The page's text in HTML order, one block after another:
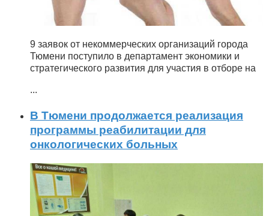
9 заявок от некоммерческих организаций города
Тюмени поступило в департамент экономики и
стратегического развития для участия в отборе на
...
В Тюмени продолжается реализация
программы реабилитации для
онкологических больных